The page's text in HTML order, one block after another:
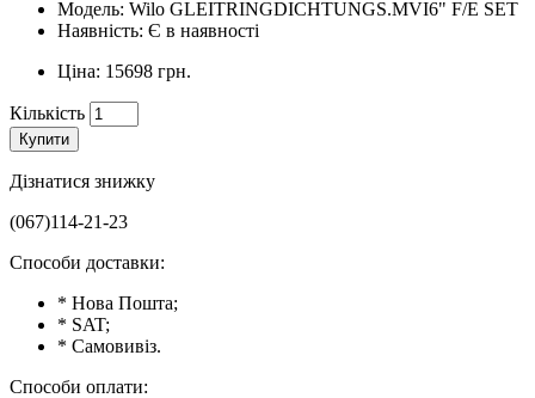
Модель: Wilo GLEITRINGDICHTUNGS.MVI6" F/E SET
Наявність: Є в наявності
Ціна: 15698 грн.
Кількість
Купити
Дізнатися знижку
(067)114-21-23
Способи доставки:
* Нова Пошта;
* SAT;
* Самовивіз.
Способи оплати: